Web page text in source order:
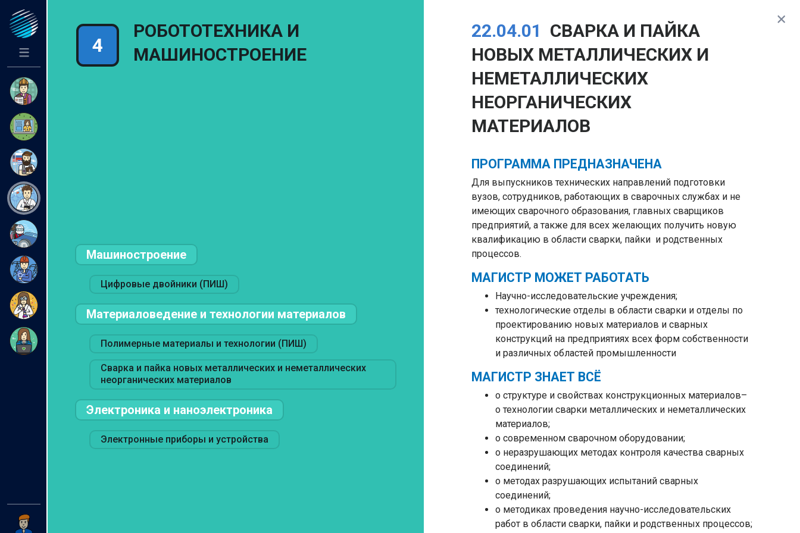
РОБОТОТЕХНИКА И
МАШИНОСТРОЕНИЕ
Машиностроение
Цифровые двойники (ПИШ)
Материаловедение и технологии материалов
Полимерные материалы и технологии (ПИШ)
Сварка и пайка новых металлических и неметаллических
неорганических материалов
Электроника и наноэлектроника
Электронные приборы и устройства
22.04.01 СВАРКА И ПАЙКА
НОВЫХ МЕТАЛЛИЧЕСКИХ И
НЕМЕТАЛЛИЧЕСКИХ
НЕОРГАНИЧЕСКИХ
МАТЕРИАЛОВ
ПРОГРАММА ПРЕДНАЗНАЧЕНА
Для выпускников технических направлений подготовки
вузов, сотрудников, работающих в сварочных службах и не
имеющих сварочного образования, главных сварщиков
предприятий, а также для всех желающих получить новую
квалификацию в области сварки, пайки и родственных
процессов.
МАГИСТР МОЖЕТ РАБОТАТЬ
Научно-исследовательские учреждения;
технологические отделы в области сварки и отделы по
проектированию новых материалов и сварных
конструкций на предприятиях всех форм собственности
и различных областей промышленности
МАГИСТР ЗНАЕТ ВСЁ
о структуре и свойствах конструкционных материалов–
о технологии сварки металлических и неметаллических
материалов;
о современном сварочном оборудовании;
о неразрушающих методах контроля качества сварных
соединений;
о методах разрушающих испытаний сварных
соединений;
о методиках проведения научно-исследовательских
работ в области сварки, пайки и родственных процессов;